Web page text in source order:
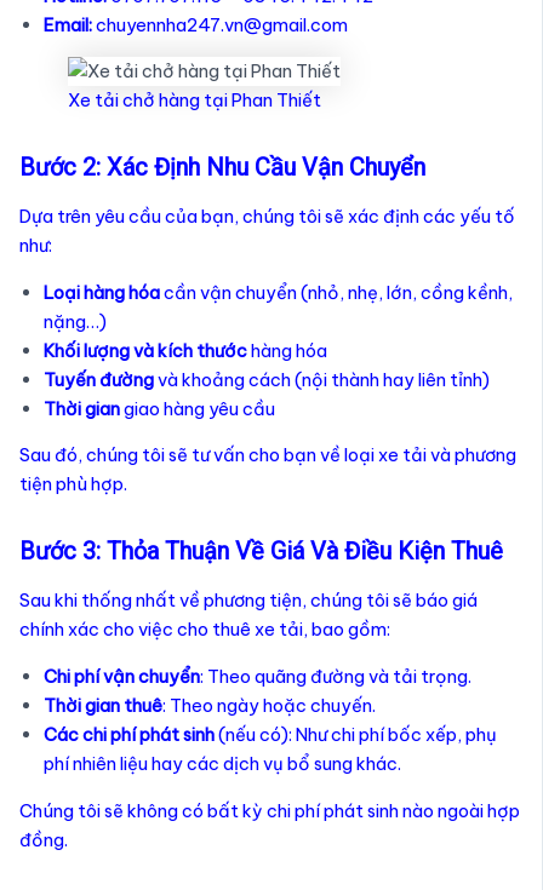
Email:chuyennha247.vn@gmail.com
Xe tải chở hàng tại Phan Thiết
Bước 2: Xác Định Nhu Cầu Vận Chuyển
Dựa trên yêu cầu của bạn, chúng tôi sẽ xác định các yếu tố
như:
Loại hàng hóacần vận chuyển (nhỏ, nhẹ, lớn, cồng kềnh,
nặng…)
Khối lượng và kích thướchàng hóa
Tuyến đườngvà khoảng cách (nội thành hay liên tỉnh)
Thời giangiao hàng yêu cầu
Sau đó, chúng tôi sẽ tư vấn cho bạn về loại xe tải và phương
tiện phù hợp.
Bước 3: Thỏa Thuận Về Giá Và Điều Kiện Thuê
Sau khi thống nhất về phương tiện, chúng tôi sẽ báo giá
chính xác cho việc cho thuê xe tải, bao gồm:
Chi phí vận chuyển: Theo quãng đường và tải trọng.
Thời gian thuê: Theo ngày hoặc chuyến.
Các chi phí phát sinh(nếu có): Như chi phí bốc xếp, phụ
phí nhiên liệu hay các dịch vụ bổ sung khác.
Chúng tôi sẽ không có bất kỳ chi phí phát sinh nào ngoài hợp
đồng.